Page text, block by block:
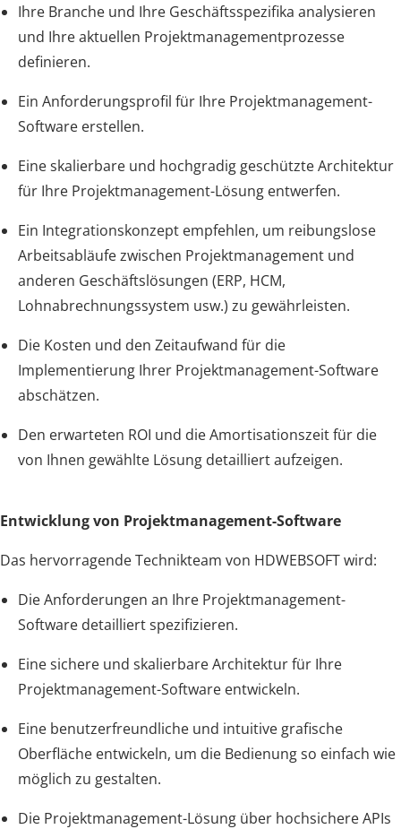
Ihre Branche und Ihre Geschäftsspezifika analysieren
und Ihre aktuellen Projektmanagementprozesse
definieren.
Ein Anforderungsprofil für Ihre Projektmanagement-
Software erstellen.
Eine skalierbare und hochgradig geschützte Architektur
für Ihre Projektmanagement-Lösung entwerfen.
Ein Integrationskonzept empfehlen, um reibungslose
Arbeitsabläufe zwischen Projektmanagement und
anderen Geschäftslösungen (ERP, HCM,
Lohnabrechnungssystem usw.) zu gewährleisten.
Die Kosten und den Zeitaufwand für die
Implementierung Ihrer Projektmanagement-Software
abschätzen.
Den erwarteten ROI und die Amortisationszeit für die
von Ihnen gewählte Lösung detailliert aufzeigen.
Entwicklung von Projektmanagement-Software
Das hervorragende Technikteam von HDWEBSOFT wird:
Die Anforderungen an Ihre Projektmanagement-
Software detailliert spezifizieren.
Eine sichere und skalierbare Architektur für Ihre
Projektmanagement-Software entwickeln.
Eine benutzerfreundliche und intuitive grafische
Oberfläche entwickeln, um die Bedienung so einfach wie
möglich zu gestalten.
Die Projektmanagement-Lösung über hochsichere APIs